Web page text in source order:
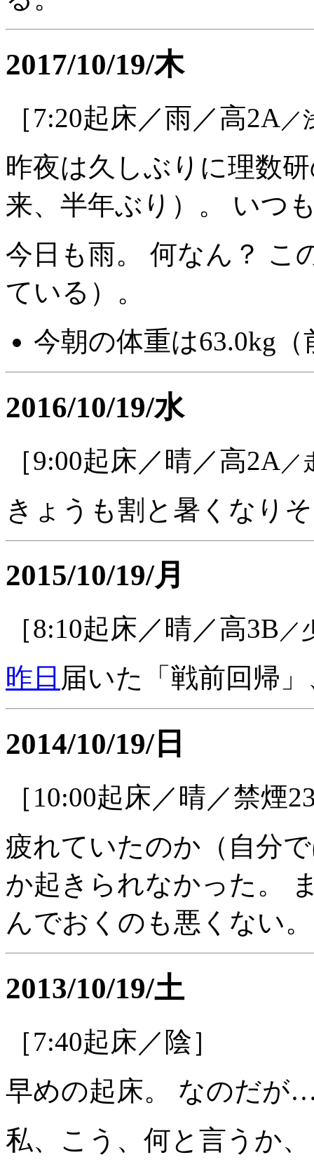
2017/10/19/木
［7:20起床／雨／高2A ／
昨夜は久しぶりに理数
来、半年ぶり）。 いつ
今日も雨。 何なん？ こ
ている）。
今朝の体重は63.0kg（
2016/10/19/水
［9:00起床／晴／高2A ／
きょうも割と暑くなり
2015/10/19/月
［8:10起床／晴／高3B ／
昨日 届いた「戦前回帰
2014/10/19/日
［10:00起床／晴／禁煙
疲れていたのか（自分
か起きられなかった。
んでおくのも悪くない。
2013/10/19/土
［7:40起床／陰］
早めの起床。 なのだ
私、こう、何と言うか